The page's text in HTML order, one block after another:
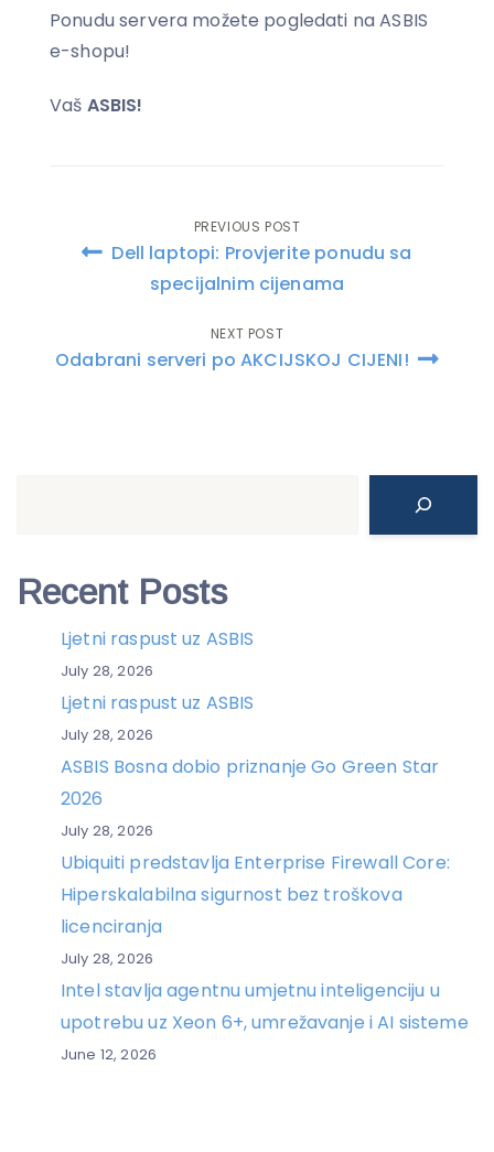
Ponudu servera možete pogledati na ASBIS
e-shopu!
Vaš ASBIS!
Post
navigation
PREVIOUS POST
Dell laptopi: Provjerite ponudu sa
specijalnim cijenama
NEXT POST
Odabrani serveri po AKCIJSKOJ CIJENI!
Recent Posts
Ljetni raspust uz ASBIS
July 28, 2026
Ljetni raspust uz ASBIS
July 28, 2026
ASBIS Bosna dobio priznanje Go Green Star
2026
July 28, 2026
Ubiquiti predstavlja Enterprise Firewall Core:
Hiperskalabilna sigurnost bez troškova
licenciranja
July 28, 2026
Intel stavlja agentnu umjetnu inteligenciju u
upotrebu uz Xeon 6+, umrežavanje i AI sisteme
June 12, 2026